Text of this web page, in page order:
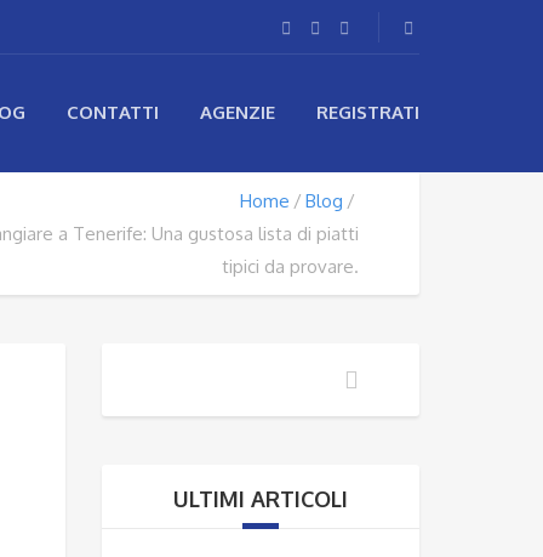
CONTATTI AGENZIE REGISTRATI
Home
Blog
a Tenerife: Una gustosa lista di piatti
tipici da provare.
ULTIMI ARTICOLI